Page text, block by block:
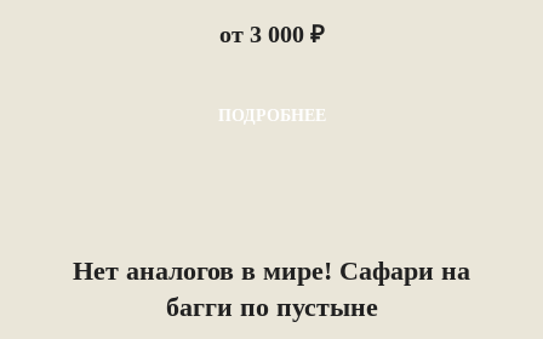
от 3 000 ₽
ПОДРОБНЕЕ
Нет аналогов в мире! Сафари на
багги по пустыне